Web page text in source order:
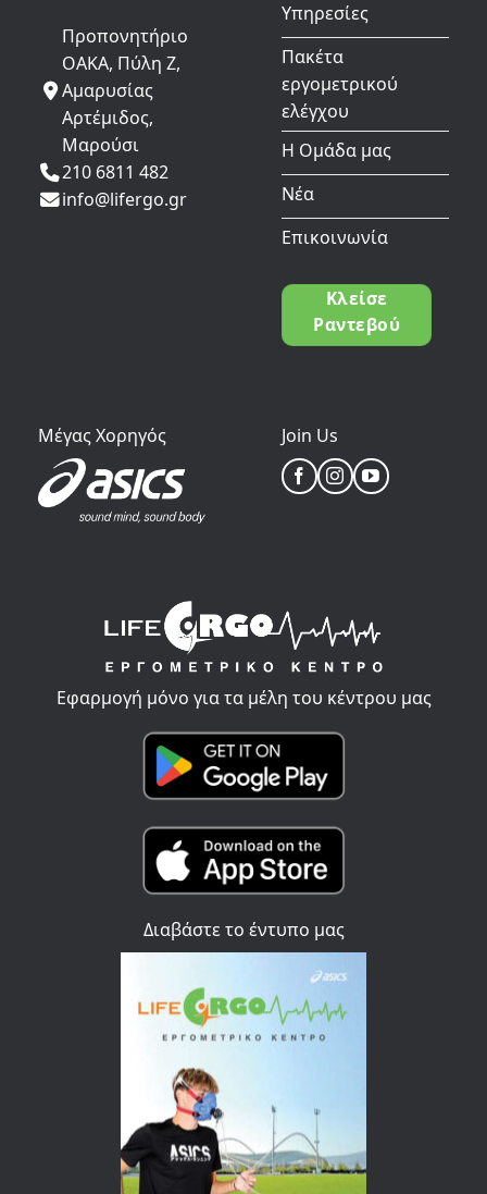
Προπονητήριο
ΟΑΚΑ, Πύλη Ζ,
Αμαρυσίας
Αρτέμιδος,
Μαρούσι
210 6811 482
info@lifergo.gr
Υπηρεσίες
Πακέτα
εργομετρικού
ελέγχου
Η Ομάδα μας
Νέα
Επικοινωνία
Κλείσε
Ραντεβού
Μέγας Χορηγός Join Us
Εφαρμογή μόνο για τα μέλη του κέντρου μας
Διαβάστε το έντυπο μας